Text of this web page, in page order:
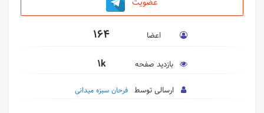
اعضا 164
بازدید صفحه 1k
ارسالی توسط فرحان سبزه میدانی